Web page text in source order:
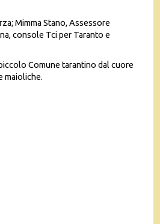
Mimma Stano, Assessore
console Tci per Taranto e
Comune tarantino dal cuore
maioliche.